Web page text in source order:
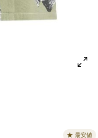
最安値